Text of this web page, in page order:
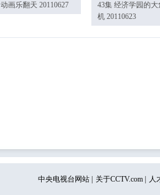
动画乐翻天 20110627
43集 经济学园的大
机 20110623
中央电视台网站 关于CCTV.com 人